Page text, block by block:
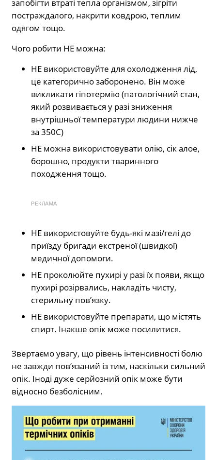
запобігти втраті тепла організмом, зігріти
постраждалого, накрити ковдрою, теплим
одягом тощо.
Чого робити НЕ можна:
НЕ використовуйте для охолодження лід,
це категорично заборонено. Він може
викликати гіпотермію (патологічний стан,
який розвивається у разі зниження
внутрішньої температури людини нижче
за 350С)
НЕ можна використовувати олію, сік алое,
борошно, продукти тваринного
походження тощо.
РЕКЛАМА
НЕ використовуйте будь-які мазі/гелі до
приїзду бригади екстреної (швидкої)
медичної допомоги.
НЕ проколюйте пухирі у разі їх появи, якщо
пухирі розірвались, накладіть чисту,
стерильну пов’язку.
НЕ використовуйте препарати, що містять
спирт. Інакше опік може посилитися.
Звертаємо увагу, що рівень інтенсивності болю
не завжди пов’язаний із тим, наскільки сильний
опік. Іноді дуже серйозний опік може бути
відносно безболісним.